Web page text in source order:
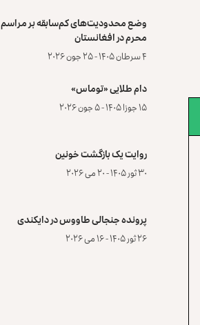
وضع محدودیت‌های کم‌سابقه بر مراسم
محرم در افغانستان
۴ سرطان ۱۴۰۵ - ۲۵ جون ۲۰۲۶
دام طلایی «توماس»
۱۵ جوزا ۱۴۰۵ - ۵ جون ۲۰۲۶
روایت یک بازگشت خونین
۳۰ ثور ۱۴۰۵ - ۲۰ می ۲۰۲۶
پرونده‌ جنجالی طاووس در دایکندی
۲۶ ثور ۱۴۰۵ - ۱۶ می ۲۰۲۶